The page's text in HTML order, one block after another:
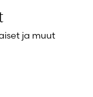
ja muut